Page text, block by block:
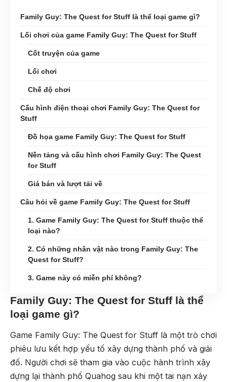
Family Guy: The Quest for Stuff là thể loại game gì?
Lối chơi của game Family Guy: The Quest for Stuff
Cốt truyện của game
Lối chơi
Chế độ chơi
Cấu hình điện thoại chơi Family Guy: The Quest for
Stuff
Đồ họa game Family Guy: The Quest for Stuff
Nền tảng và cấu hình chơi Family Guy: The Quest
for Stuff
Giá bán và lượt tải về
Câu hỏi về game Family Guy: The Quest for Stuff
1. Game Family Guy: The Quest for Stuff thuộc thể
loại nào?
2. Có những nhân vật nào trong Family Guy: The
Quest for Stuff?
3. Game này có miễn phí không?
Family Guy: The Quest for Stuff là thể
loại game gì?
Game Family Guy: The Quest for Stuff là một trò chơi
phiêu lưu kết hợp yếu tố xây dựng thành phố và giải
đố. Người chơi sẽ tham gia vào cuộc hành trình xây
dựng lại thành phố Quahog sau khi một tai nạn xảy